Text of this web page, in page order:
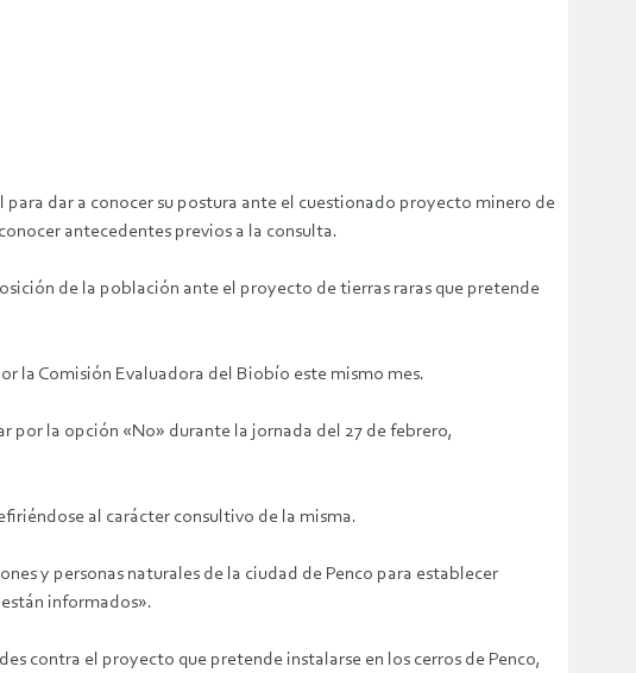
dar a conocer su postura ante el cuestionado proyecto minero de
antecedentes previos a la consulta.
de la población ante el proyecto de tierras raras que pretende
la Comisión Evaluadora del Biobío este mismo mes.
por la opción «No» durante la jornada del 27 de febrero,
al carácter consultivo de la misma.
y personas naturales de la ciudad de Penco para establecer
informados».
contra el proyecto que pretende instalarse en los cerros de Penco,